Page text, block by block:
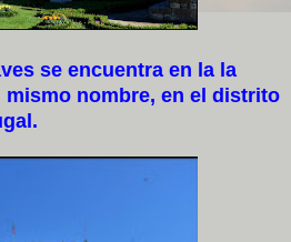
se encuentra en la la
nombre, en el distrito